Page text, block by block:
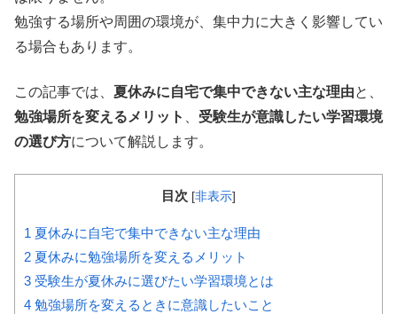
勉強する場所や周囲の環境が、集中力に大きく影響してい
る場合もあります。
この記事では、 夏休みに自宅で集中できない主な理由と、
勉強場所を変えるメリット
受験生が意識したい学習環境
の選び方について解説します。
目次 [非表示]
1 夏休みに自宅で集中できない主な理由
2 夏休みに勉強場所を変えるメリット
3 受験生が夏休みに選びたい学習環境とは
4 勉強場所を変えるときに意識したいこと